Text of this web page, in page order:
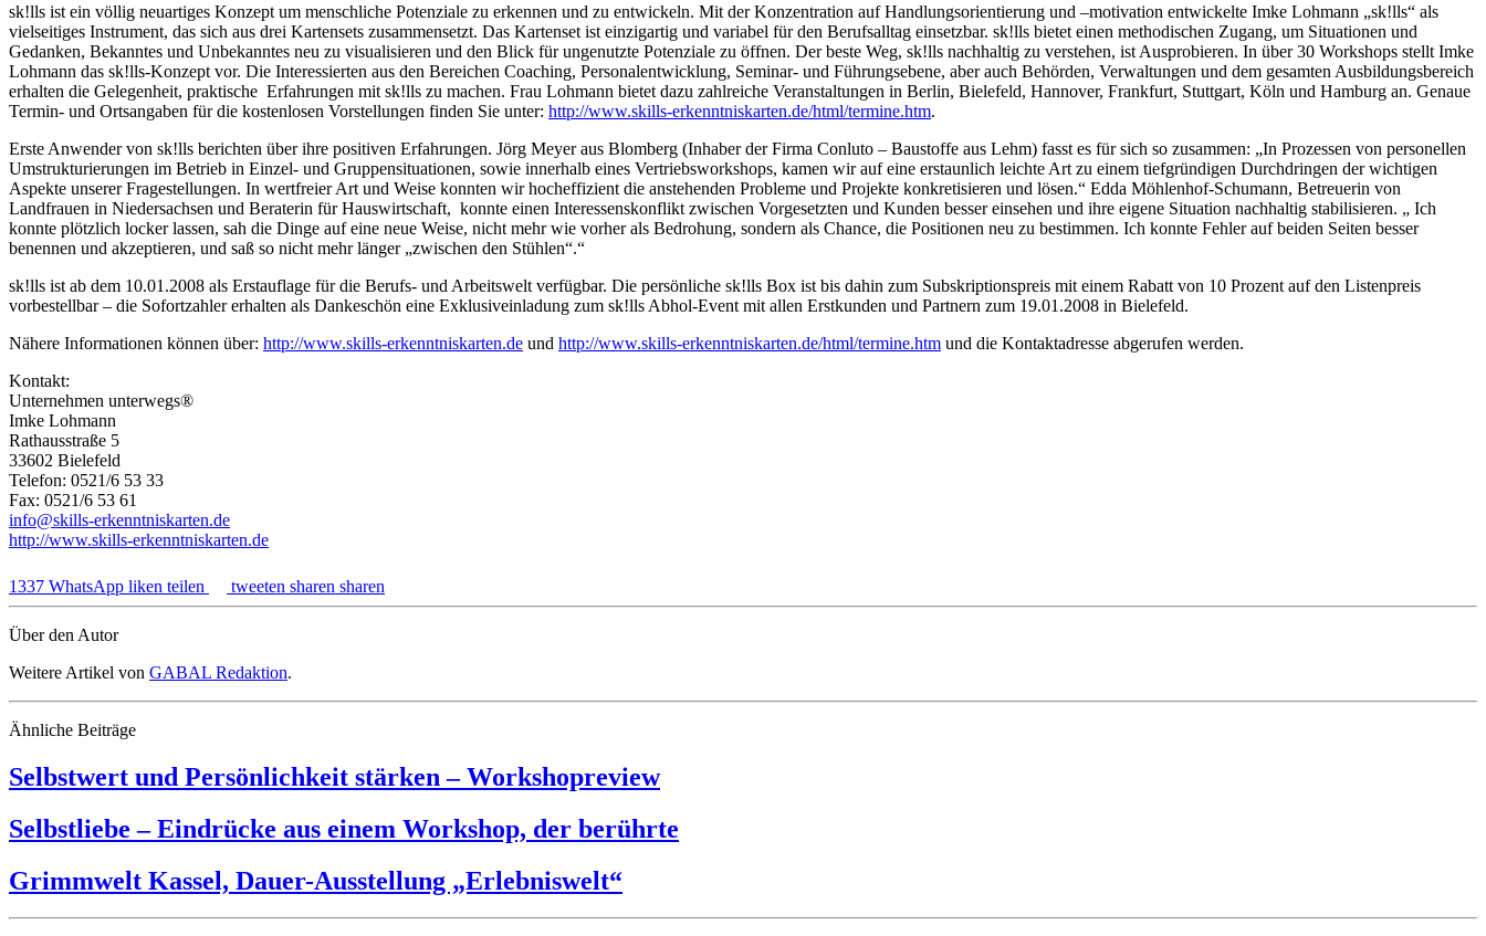
sk!lls ist ein völlig neuartiges Konzept um menschliche Potenziale zu erkennen und zu entwickeln. Mit der Konzentration auf Handlungsorientierung und –motivation entwickelte Imke Lohmann „sk!lls“ als
vielseitiges Instrument, das sich aus drei Kartensets zusammensetzt. Das Kartenset ist einzigartig und variabel für den Berufsalltag einsetzbar. sk!lls bietet einen methodischen Zugang, um Situationen und
Gedanken, Bekanntes und Unbekanntes neu zu visualisieren und den Blick für ungenutzte Potenziale zu öffnen. Der beste Weg, sk!lls nachhaltig zu verstehen, ist Ausprobieren. In über 30 Workshops stellt Imke
Lohmann das sk!lls-Konzept vor. Die Interessierten aus den Bereichen Coaching, Personalentwicklung, Seminar- und Führungsebene, aber auch Behörden, Verwaltungen und dem gesamten Ausbildungsbereich
erhalten die Gelegenheit, praktische Erfahrungen mit sk!lls zu machen. Frau Lohmann bietet dazu zahlreiche Veranstaltungen in Berlin, Bielefeld, Hannover, Frankfurt, Stuttgart, Köln und Hamburg an. Genaue
Termin- und Ortsangaben für die kostenlosen Vorstellungen finden Sie unter: http://www.skills-erkenntniskarten.de/html/termine.htm.
Erste Anwender von sk!lls berichten über ihre positiven Erfahrungen. Jörg Meyer aus Blomberg (Inhaber der Firma Conluto – Baustoffe aus Lehm) fasst es für sich so zusammen: „In Prozessen von personellen
Umstrukturierungen im Betrieb in Einzel- und Gruppensituationen, sowie innerhalb eines Vertriebsworkshops, kamen wir auf eine erstaunlich leichte Art zu einem tiefgründigen Durchdringen der wichtigen
Aspekte unserer Fragestellungen. In wertfreier Art und Weise konnten wir hocheffizient die anstehenden Probleme und Projekte konkretisieren und lösen.“ Edda Möhlenhof-Schumann, Betreuerin von
Landfrauen in Niedersachsen und Beraterin für Hauswirtschaft, konnte einen Interessenskonflikt zwischen Vorgesetzten und Kunden besser einsehen und ihre eigene Situation nachhaltig stabilisieren. „ Ich
konnte plötzlich locker lassen, sah die Dinge auf eine neue Weise, nicht mehr wie vorher als Bedrohung, sondern als Chance, die Positionen neu zu bestimmen. Ich konnte Fehler auf beiden Seiten besser
benennen und akzeptieren, und saß so nicht mehr länger „zwischen den Stühlen“.“
sk!lls ist ab dem 10.01.2008 als Erstauflage für die Berufs- und Arbeitswelt verfügbar. Die persönliche sk!lls Box ist bis dahin zum Subskriptionspreis mit einem Rabatt von 10 Prozent auf den Listenpreis
vorbestellbar – die Sofortzahler erhalten als Dankeschön eine Exklusiveinladung zum sk!lls Abhol-Event mit allen Erstkunden und Partnern zum 19.01.2008 in Bielefeld.
Nähere Informationen können über: http://www.skills-erkenntniskarten.de und http://www.skills-erkenntniskarten.de/html/termine.htm und die Kontaktadresse abgerufen werden.
Kontakt:
Unternehmen unterwegs®
Imke Lohmann
Rathausstraße 5
33602 Bielefeld
Telefon: 0521/6 53 33
Fax: 0521/6 53 61
info@skills-erkenntniskarten.de
http://www.skills-erkenntniskarten.de
1337 WhatsApp liken teilen tweeten sharen sharen
Über den Autor
Weitere Artikel von GABAL Redaktion.
Ähnliche Beiträge
Selbstwert und Persönlichkeit stärken – Workshopreview
Selbstliebe – Eindrücke aus einem Workshop, der berührte
Grimmwelt Kassel, Dauer-Ausstellung „Erlebniswelt“